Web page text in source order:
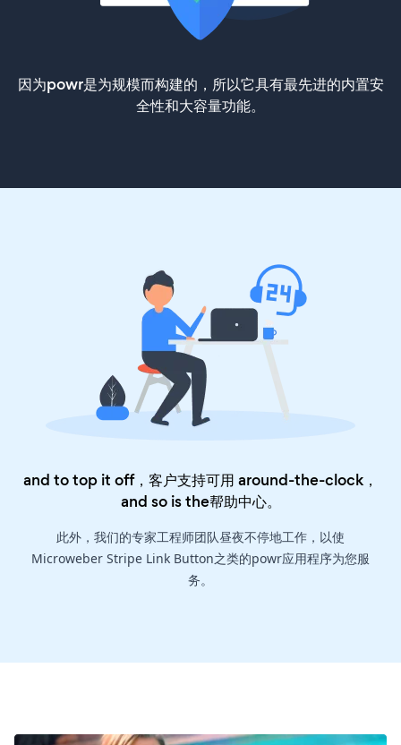
因为powr是为规模而构建的，所以它具有最先进的内置安
全性和大容量功能。
and to top it off，客户支持可用 around-the-clock，
and so is the帮助中心。
此外，我们的专家工程师团队昼夜不停地工作，以使
Microweber Stripe Link Button之类的powr应用程序为您服
务。